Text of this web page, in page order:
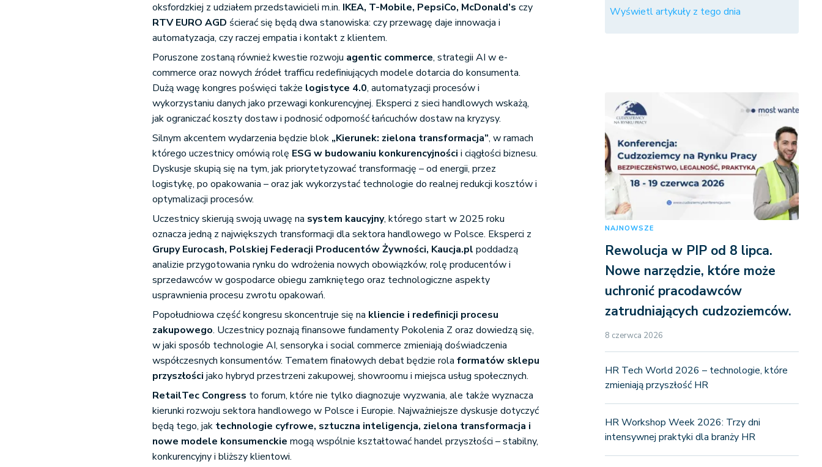
oksfordzkiej z udziałem przedstawicieli m.in. IKEA, T-Mobile, PepsiCo, McDonald’sczy
RTV EURO AGD ścierać się będą dwa stanowiska: czy przewagę daje innowacja i
automatyzacja, czy raczej empatia i kontakt z klientem.
Poruszone zostaną również kwestie rozwoju agentic commerce, strategii AI w e-
commerce oraz nowych źródeł trafficu redefiniujących modele dotarcia do konsumenta.
Dużą wagę kongres poświęci także logistyce 4.0, automatyzacji procesów i
wykorzystaniu danych jako przewagi konkurencyjnej. Eksperci z sieci handlowych wskażą,
jak ograniczać koszty dostaw i podnosić odporność łańcuchów dostaw na kryzysy.
Silnym akcentem wydarzenia będzie blok „Kierunek: zielona transformacja”, w ramach
którego uczestnicy omówią rolę ESG w budowaniu konkurencyjności i ciągłości biznesu.
Dyskusje skupią się na tym, jak priorytetyzować transformację – od energii, przez
logistykę, po opakowania – oraz jak wykorzystać technologie do realnej redukcji kosztów i
optymalizacji procesów.
Uczestnicy skierują swoją uwagę na system kaucyjny, którego start w 2025 roku
oznacza jedną z największych transformacji dla sektora handlowego w Polsce. Eksperci z
Grupy Eurocash, Polskiej Federacji Producentów Żywności, Kaucja.pl poddadzą
analizie przygotowania rynku do wdrożenia nowych obowiązków, rolę producentów i
sprzedawców w gospodarce obiegu zamkniętego oraz technologiczne aspekty
usprawnienia procesu zwrotu opakowań.
Popołudniowa część kongresu skoncentruje się na kliencie i redefinicji procesu
zakupowego. Uczestnicy poznają finansowe fundamenty Pokolenia Z oraz dowiedzą się,
w jaki sposób technologie AI, sensoryka i social commerce zmieniają doświadczenia
współczesnych konsumentów. Tematem finałowych debat będzie rolaformatów sklepu
przyszłości jako hybryd przestrzeni zakupowej, showroomu i miejsca usług społecznych.
RetailTec Congress to forum, które nie tylko diagnozuje wyzwania, ale także wyznacza
kierunki rozwoju sektora handlowego w Polsce i Europie. Najważniejsze dyskusje dotyczyć
będą tego, jak technologie cyfrowe, sztuczna inteligencja, zielona transformacja i
nowe modele konsumenckie mogą wspólnie kształtować handel przyszłości – stabilny,
konkurencyjny i bliższy klientowi.
Wyświetl artykuły z tego dnia
NAJNOWSZE
Rewolucja w PIP od 8 lipca.
Nowe narzędzie, które może
uchronić pracodawców
zatrudniających cudzoziemców.
8 czerwca 2026
HR Tech World 2026 – technologie, które
zmieniają przyszłość HR
HR Workshop Week 2026: Trzy dni
intensywnej praktyki dla branży HR